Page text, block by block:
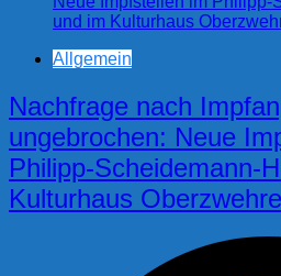
Allgemein
Nachfrage nach
ungebrochen: Neue
Philipp-Scheidemann-
Kulturhaus